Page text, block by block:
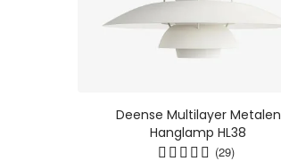
Deense Multilayer Metalen
Hanglamp HL38
(29)